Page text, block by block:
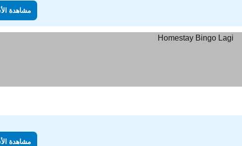
مشاهدة
مشاهدة